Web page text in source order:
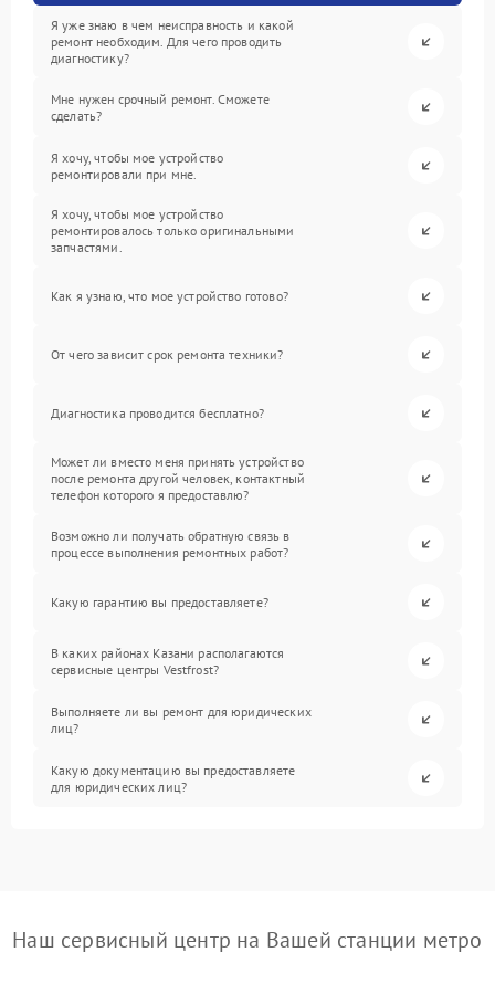
Я уже знаю в чем неисправность и какой
ремонт необходим. Для чего проводить
диагностику?
Мне нужен срочный ремонт. Сможете
сделать?
Я хочу, чтобы мое устройство
ремонтировали при мне.
Я хочу, чтобы мое устройство
ремонтировалось только оригинальными
запчастями.
Как я узнаю, что мое устройство готово?
От чего зависит срок ремонта техники?
Диагностика проводится бесплатно?
Может ли вместо меня принять устройство
после ремонта другой человек, контактный
телефон которого я предоставлю?
Возможно ли получать обратную связь в
процессе выполнения ремонтных работ?
Какую гарантию вы предоставляете?
В каких районах Казани располагаются
сервисные центры Vestfrost?
Выполняете ли вы ремонт для юридических
лиц?
Какую документацию вы предоставляете
для юридических лиц?
Наш сервисный центр на Вашей станции метро